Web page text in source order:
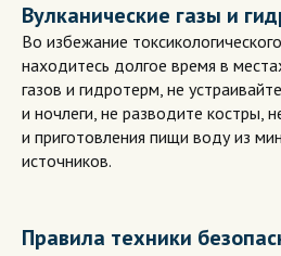
Вулканические газы и
Во избежание
находитесь долгое время в
газов и гидротерм, не
и ночлеги, не разводите костры,
и приготовления пищи воду из
источников.
Правила техники